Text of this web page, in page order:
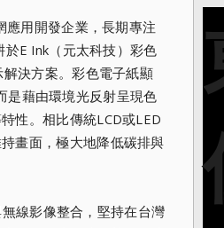
用開發企業，長期專注
E Ink（元太科技）彩色
決方案。彩色電子紙顯
是藉由環境光反射呈現色
性。相比傳統LCD或LED
畫面，極大地降低碳排與
線影像整合，堅持在台灣